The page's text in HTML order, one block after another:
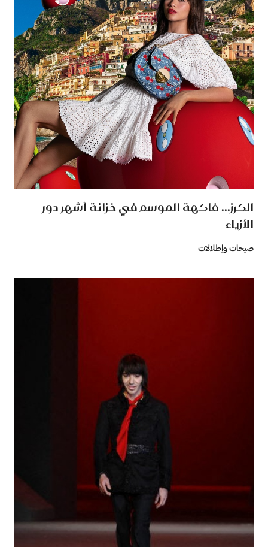
الكرز... فاكهة الموسم في خزانة أشهر دور
الأزياء
صيحات وإطلالات